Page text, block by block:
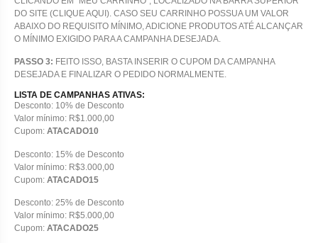
DO SITE (CLIQUE AQUI). CASO SEU CARRINHO POSSUA UM VALOR
ABAIXO DO REQUISITO MÍNIMO, ADICIONE PRODUTOS ATÉ ALCANÇAR
O MÍNIMO EXIGIDO PARA A CAMPANHA DESEJADA.
PASSO 3: FEITO ISSO, BASTA INSERIR O CUPOM DA CAMPANHA
DESEJADA E FINALIZAR O PEDIDO NORMALMENTE.
LISTA DE CAMPANHAS ATIVAS:
Desconto: 10% de Desconto
Valor mínimo: R$1.000,00
Cupom: ATACADO10
Desconto: 15% de Desconto
Valor mínimo: R$3.000,00
Cupom: ATACADO15
Desconto: 25% de Desconto
Valor mínimo: R$5.000,00
Cupom: ATACADO25